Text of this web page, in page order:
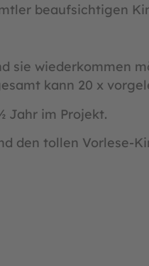
beaufsichtigen
sie wiederkommen
kann 20 x
Jahr im Projekt.
den tollen Vorlese-